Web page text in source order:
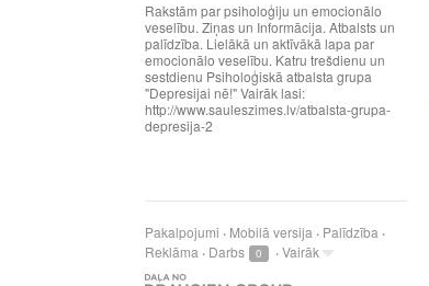
Rakstām par psiholoģiju un emocionālo
veselību. Ziņas un Informācija. Atbalsts un
palīdzība. Lielākā un aktīvākā lapa par
emocionālo veselību. Katru trešdienu un
sestdienu Psiholoģiskā atbalsta grupa
"Depresijai nē!" Vairāk lasi:
http://www.sauleszimes.lv/atbalsta-grupa-
depresija-2
Pakalpojumi Mobilā versija
Palīdzība
Reklāma
Darbs 0 Vairāk